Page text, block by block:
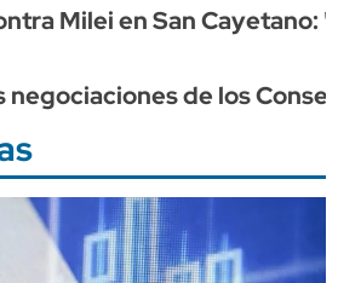
Milei en San Cayetano:
negociaciones de los